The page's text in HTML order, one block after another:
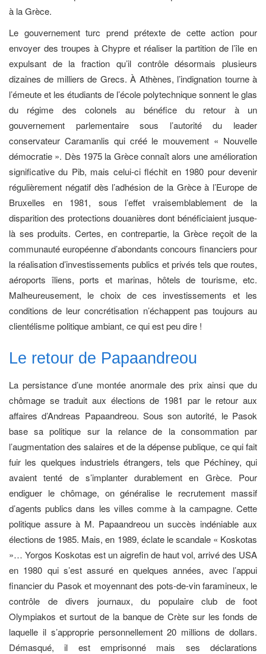
à la Grèce.
Le gouvernement turc prend prétexte de cette action pour
envoyer des troupes à Chypre et réaliser la partition de l’île en
expulsant de la fraction qu’il contrôle désormais plusieurs
dizaines de milliers de Grecs. À Athènes, l’indignation tourne à
l’émeute et les étudiants de l’école polytechnique sonnent le glas
du régime des colonels au bénéfice du retour à un
gouvernement parlementaire sous l’autorité du leader
conservateur Caramanlis qui créé le mouvement « Nouvelle
démocratie ». Dès 1975 la Grèce connaît alors une amélioration
significative du Pib, mais celui-ci fléchit en 1980 pour devenir
régulièrement négatif dès l’adhésion de la Grèce à l’Europe de
Bruxelles en 1981, sous l’effet vraisemblablement de la
disparition des protections douanières dont bénéficiaient jusque-
là ses produits. Certes, en contrepartie, la Grèce reçoit de la
communauté européenne d’abondants concours financiers pour
la réalisation d’investissements publics et privés tels que routes,
aéroports îliens, ports et marinas, hôtels de tourisme, etc.
Malheureusement, le choix de ces investissements et les
conditions de leur concrétisation n’échappent pas toujours au
clientélisme politique ambiant, ce qui est peu dire !
Le retour de Papaandreou
La persistance d’une montée anormale des prix ainsi que du
chômage se traduit aux élections de 1981 par le retour aux
affaires d’Andreas Papaandreou. Sous son autorité, le Pasok
base sa politique sur la relance de la consommation par
l’augmentation des salaires et de la dépense publique, ce qui fait
fuir les quelques industriels étrangers, tels que Péchiney, qui
avaient tenté de s’implanter durablement en Grèce. Pour
endiguer le chômage, on généralise le recrutement massif
d’agents publics dans les villes comme à la campagne. Cette
politique assure à M. Papaandreou un succès indéniable aux
élections de 1985. Mais, en 1989, éclate le scandale « Koskotas
»… Yorgos Koskotas est un aigrefin de haut vol, arrivé des USA
en 1980 qui s’est assuré en quelques années, avec l’appui
financier du Pasok et moyennant des pots-de-vin faramineux, le
contrôle de divers journaux, du populaire club de foot
Olympiakos et surtout de la banque de Crète sur les fonds de
laquelle il s’approprie personnellement 20 millions de dollars.
Démasqué, il est emprisonné mais ses déclarations